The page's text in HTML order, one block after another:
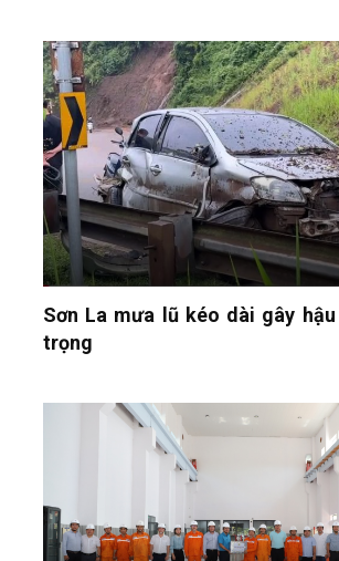
Sơn La mưa lũ kéo dài gây
trọng